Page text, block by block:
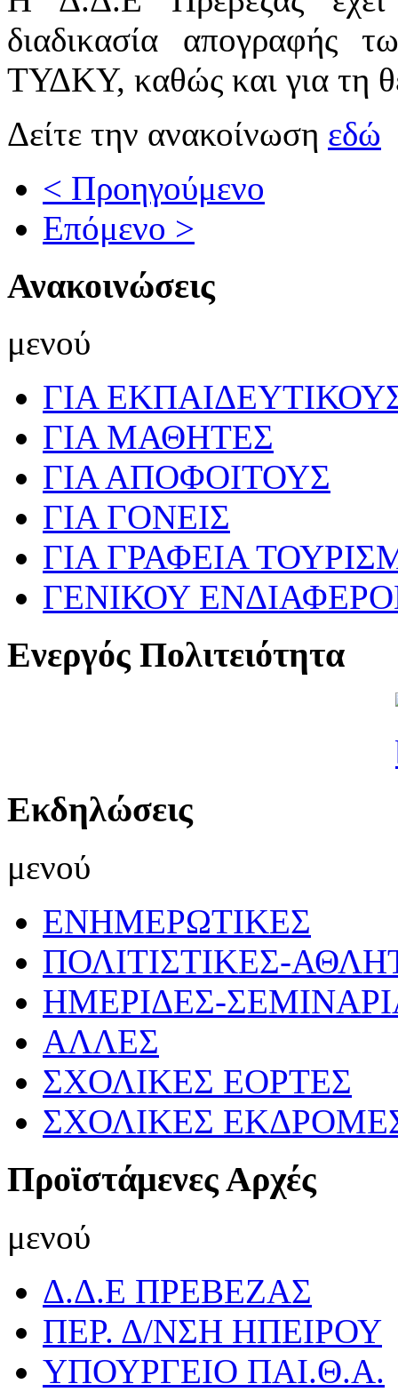
διαδικασία
ΤΥΔΚΥ, καθώς και για τη
Δείτε την ανακοίνωση εδώ
< Προηγούμενο
Επόμενο >
Ανακοινώσεις
μενού
ΓΙΑ
ΓΙΑ ΜΑΘΗΤΕΣ
ΓΙΑ ΑΠΟΦΟΙΤΟΥΣ
ΓΙΑ ΓΟΝΕΙΣ
ΓΙΑ ΓΡΑΦΕΙΑ
ΓΕΝΙΚΟΥ
Ενεργός Πολιτειότητα
Εκδηλώσεις
μενού
ΕΝΗΜΕΡΩΤΙΚΕΣ
ΠΟΛΙΤΙΣΤΙΚΕΣ-
ΗΜΕΡΙΔΕΣ-
ΑΛΛΕΣ
ΣΧΟΛΙΚΕΣ ΕΟΡΤΕΣ
ΣΧΟΛΙΚΕΣ
Προϊστάμενες Αρχές
μενού
Δ.Δ.Ε ΠΡΕΒΕΖΑΣ
ΠΕΡ. Δ/ΝΣΗ ΗΠΕΙΡΟΥ
ΥΠΟΥΡΓΕΙΟ ΠΑΙ.Θ.Α.